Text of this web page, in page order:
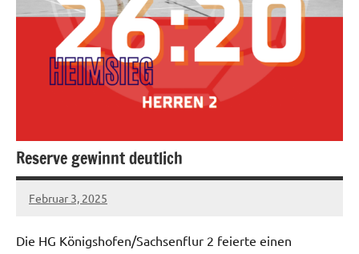
Reserve gewinnt deutlich
Februar 3, 2025
hgadmin
Die HG Königshofen/Sachsenflur 2 feierte einen